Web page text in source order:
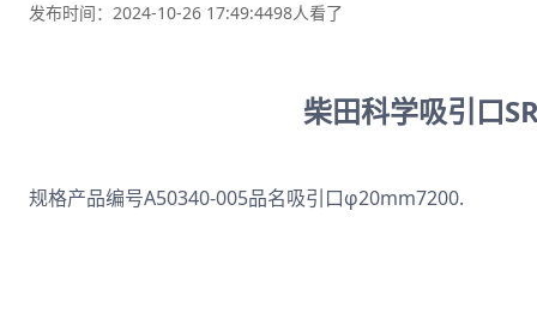
发布时间：2024-10-26 17:49:4498人看了
柴田科学吸引口
规格产品编号A50340-005品名吸引口φ20mm7200.